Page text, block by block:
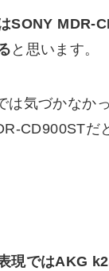
SONY MDR-
と思います。
は気づかなか
CD900STだ
現ではAKG